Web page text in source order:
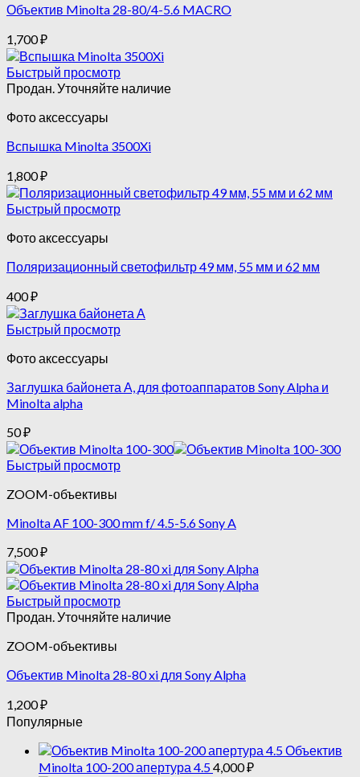
Объектив Minolta 28-80/4-5.6 MACRO
1,700₽
Быстрый просмотр
Продан. Уточняйте наличие
Фото аксессуары
Вспышка Minolta 3500Xi
1,800₽
Быстрый просмотр
Фото аксессуары
Поляризационный светофильтр 49 мм, 55 мм и 62 мм
400₽
Быстрый просмотр
Фото аксессуары
Заглушка байонета А, для фотоаппаратов Sony Alpha и
Minolta alpha
50₽
Быстрый просмотр
ZOOM-объективы
Minolta AF 100-300 mm f/ 4.5-5.6 Sony A
7,500₽
Быстрый просмотр
Продан. Уточняйте наличие
ZOOM-объективы
Объектив Minolta 28-80 xi для Sony Alpha
1,200₽
Популярные
Объектив
Minolta 100-200 апертура 4.54,000₽